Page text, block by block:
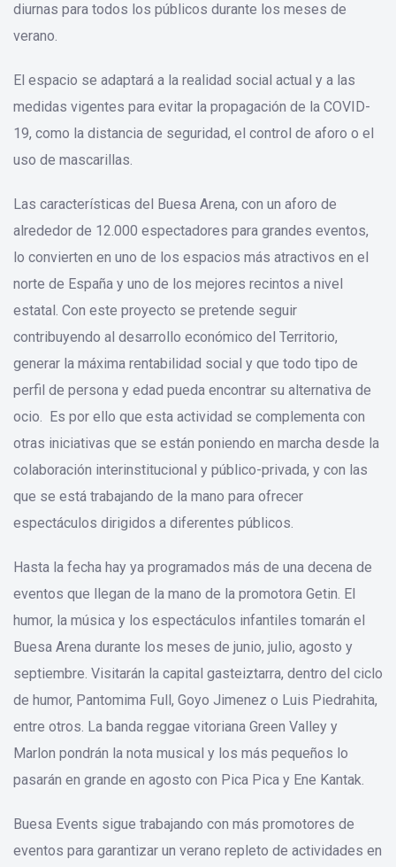
diurnas para todos los públicos durante los meses de
verano.
El espacio se adaptará a la realidad social actual y a las
medidas vigentes para evitar la propagación de la COVID-
19, como la distancia de seguridad, el control de aforo o el
uso de mascarillas.
Las características del Buesa Arena, con un aforo de
alrededor de 12.000 espectadores para grandes eventos,
lo convierten en uno de los espacios más atractivos en el
norte de España y uno de los mejores recintos a nivel
estatal. Con este proyecto se pretende seguir
contribuyendo al desarrollo económico del Territorio,
generar la máxima rentabilidad social y que todo tipo de
perfil de persona y edad pueda encontrar su alternativa de
ocio. Es por ello que esta actividad se complementa con
otras iniciativas que se están poniendo en marcha desde la
colaboración interinstitucional y público-privada, y con las
que se está trabajando de la mano para ofrecer
espectáculos dirigidos a diferentes públicos.
Hasta la fecha hay ya programados más de una decena de
eventos que llegan de la mano de la promotora Getin. El
humor, la música y los espectáculos infantiles tomarán el
Buesa Arena durante los meses de junio, julio, agosto y
septiembre. Visitarán la capital gasteiztarra, dentro del ciclo
de humor, Pantomima Full, Goyo Jimenez o Luis Piedrahita,
entre otros. La banda reggae vitoriana Green Valley y
Marlon pondrán la nota musical y los más pequeños lo
pasarán en grande en agosto con Pica Pica y Ene Kantak.
Buesa Events sigue trabajando con más promotores de
eventos para garantizar un verano repleto de actividades en